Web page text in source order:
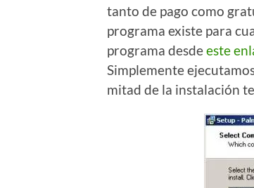
tanto de pago como
programa existe para
programa desdeeste
Simplemente
mitad de la instalación